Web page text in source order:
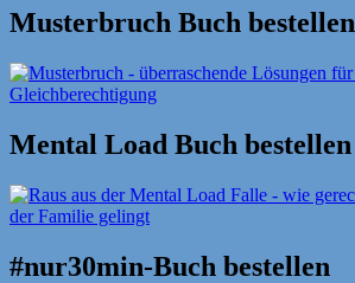
Musterbruch Buch bestellen
Mental Load Buch bestellen
#nur30min-Buch bestellen